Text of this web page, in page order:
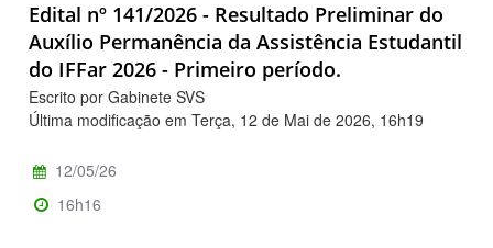
Edital nº 141/2026 - Resultado Preliminar do
Auxílio Permanência da Assistência Estudantil
do IFFar 2026 - Primeiro período.
Escrito por Gabinete SVS
Última modificação em Terça, 12 de Mai de 2026, 16h19
12/05/26
16h16